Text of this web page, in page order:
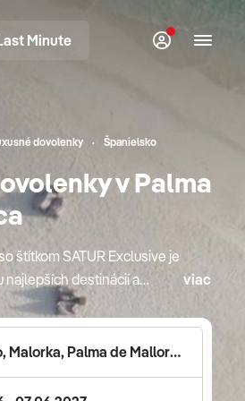
Minute
dovolenky
Španielsko
v Palma
štítkom SATUR Exclusive je
najlepších destinácií a
Ich výnimočnosť je
oceneniami v oblasti
gurmánskymi
ponukou starostlivosti o
počas roku 2026. Cestujte
viac